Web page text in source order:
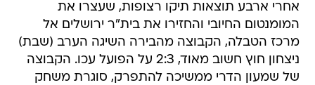
אחרי ארבע תוצאות תיקו רצופות, שעצרו את
המומנטום החיובי והחזירו את בית"ר ירושלים אל
מרכז הטבלה, הקבוצה מהבירה השיגה הערב (שבת)
ניצחון חוץ חשוב מאוד, 2:3 על הפועל עכו. הקבוצה
של שמעון הדרי ממשיכה להתפרק, סוגרת משחק